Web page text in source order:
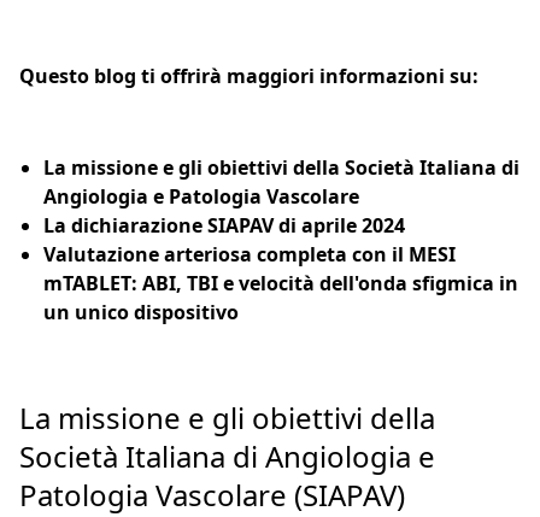
Questo blog ti offrirà maggiori informazioni su:
La missione e gli obiettivi della Società Italiana di
Angiologia e Patologia Vascolare
La dichiarazione SIAPAV di aprile 2024
Valutazione arteriosa completa con il MESI
mTABLET: ABI, TBI e velocità dell'onda sfigmica in
un unico dispositivo
La missione e gli obiettivi della
Società Italiana di Angiologia e
Patologia Vascolare (SIAPAV)